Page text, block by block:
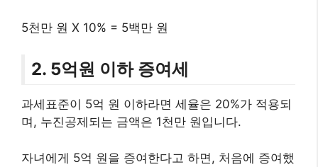
5천만 원 X 10% = 5백만 원
2. 5억원 이하 증여세
과세표준이 5억 원 이하라면 세율은 20%가 적용되
며, 누진공제되는 금액은 1천만 원입니다.
자녀에게 5억 원을 증여한다고 하면, 처음에 증여했